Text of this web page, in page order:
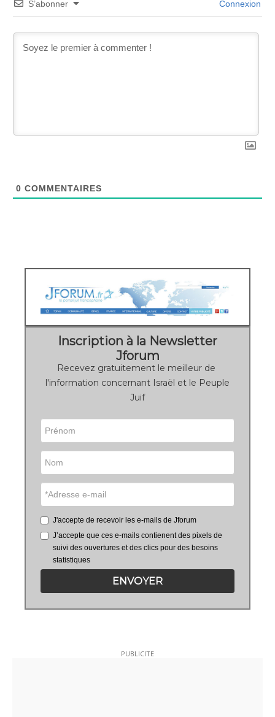
S’abonner Connexion
0 COMMENTAIRES
Inscription à la Newsletter
Jforum
Recevez gratuitement le meilleur de
l'information concernant Israël et le Peuple
Juif
J'accepte de recevoir les e-mails de Jforum
J’accepte que ces e-mails contienent des pixels de
suivi des ouvertures et des clics pour des besoins
statistiques
ENVOYER